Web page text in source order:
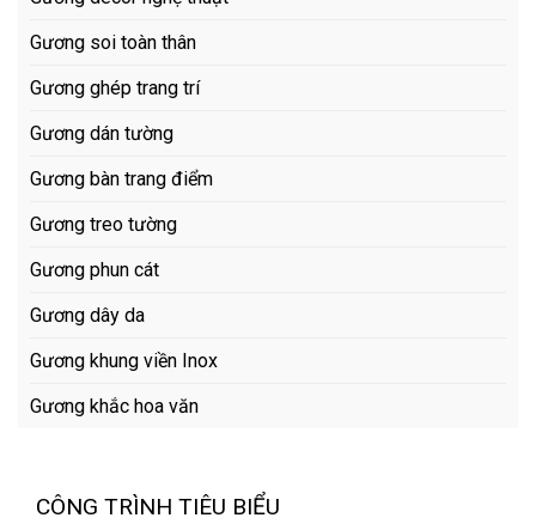
Gương soi toàn thân
Gương ghép trang trí
Gương dán tường
Gương bàn trang điểm
Gương treo tường
Gương phun cát
Gương dây da
Gương khung viền Inox
Gương khắc hoa văn
CÔNG TRÌNH TIÊU BIỂU